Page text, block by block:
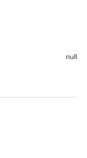
null